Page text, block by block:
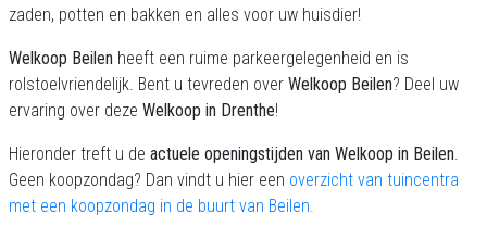
zaden, potten en bakken en alles voor uw huisdier!
Welkoop Beilen heeft een ruime parkeergelegenheid en is
rolstoelvriendelijk. Bent u tevreden over Welkoop Beilen? Deel uw
ervaring over deze Welkoop in Drenthe!
Hieronder treft u de actuele openingstijden van Welkoop in Beilen.
Geen koopzondag? Dan vindt u hier een overzicht van tuincentra
met een koopzondag in de buurt van Beilen.